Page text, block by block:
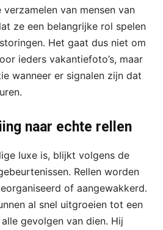
van mensen van
ze een belangrijke rol spelen
Het gaat dus niet om
ieders vakantiefoto’s, maar
wanneer er signalen zijn dat
naar echte rellen
luxe is, blijkt volgens de
Rellen worden
of aangewakkerd.
al snel uitgroeien tot een
gevolgen van dien. Hij